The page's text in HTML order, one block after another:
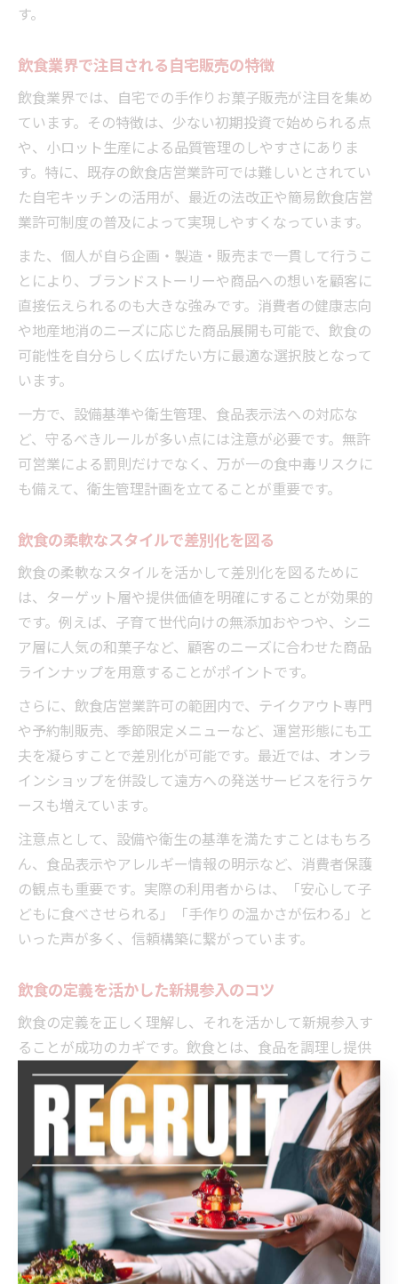
す。
飲食業界で注目される自宅販売の特徴
飲食業界では、自宅での手作りお菓子販売が注目を集め
ています。その特徴は、少ない初期投資で始められる点
や、小ロット生産による品質管理のしやすさにありま
す。特に、既存の飲食店営業許可では難しいとされてい
た自宅キッチンの活用が、最近の法改正や簡易飲食店営
業許可制度の普及によって実現しやすくなっています。
また、個人が自ら企画・製造・販売まで一貫して行うこ
とにより、ブランドストーリーや商品への想いを顧客に
直接伝えられるのも大きな強みです。消費者の健康志向
や地産地消のニーズに応じた商品展開も可能で、飲食の
可能性を自分らしく広げたい方に最適な選択肢となって
います。
一方で、設備基準や衛生管理、食品表示法への対応な
ど、守るべきルールが多い点には注意が必要です。無許
可営業による罰則だけでなく、万が一の食中毒リスクに
も備えて、衛生管理計画を立てることが重要です。
飲食の柔軟なスタイルで差別化を図る
飲食の柔軟なスタイルを活かして差別化を図るために
は、ターゲット層や提供価値を明確にすることが効果的
です。例えば、子育て世代向けの無添加おやつや、シニ
ア層に人気の和菓子など、顧客のニーズに合わせた商品
ラインナップを用意することがポイントです。
さらに、飲食店営業許可の範囲内で、テイクアウト専門
や予約制販売、季節限定メニューなど、運営形態にも工
夫を凝らすことで差別化が可能です。最近では、オンラ
インショップを併設して遠方への発送サービスを行うケ
ースも増えています。
注意点として、設備や衛生の基準を満たすことはもちろ
ん、食品表示やアレルギー情報の明示など、消費者保護
の観点も重要です。実際の利用者からは、「安心して子
どもに食べさせられる」「手作りの温かさが伝わる」と
いった声が多く、信頼構築に繋がっています。
飲食の定義を活かした新規参入のコツ
飲食の定義を正しく理解し、それを活かして新規参入す
ることが成功のカギです。飲食とは、食品を調理し提供
する行為全般を指し、飲食店営業許可では「設備を設け
て客に飲食させる営業」が対象となります。自宅販売の
場合も、簡易な飲食店営業許可や食品衛生法の規定に従
って営業する必要があります。
新規参入のコツとしては、まず自治体の保健所に相談
し、自宅のキッチンが設備基準を満たしているか確認し
ましょう。必要な場合は、簡易飲食店営業許可や食品衛
生責任者の資格取得も忘れずに行います。加えて、商品
ごとの保存方法や衛生管理マニュアルを作成し、トラブ